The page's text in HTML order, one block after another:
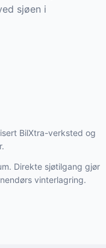
sjøen i
BilXtra-verksted og
Direkte sjøtilgang gjør
vinterlagring.